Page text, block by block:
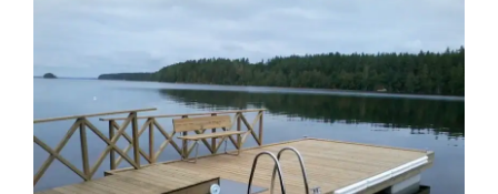
Valmistajat
Rahoitus